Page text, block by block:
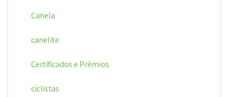
Canela
canelite
Certificados e Prêmios
ciclistas